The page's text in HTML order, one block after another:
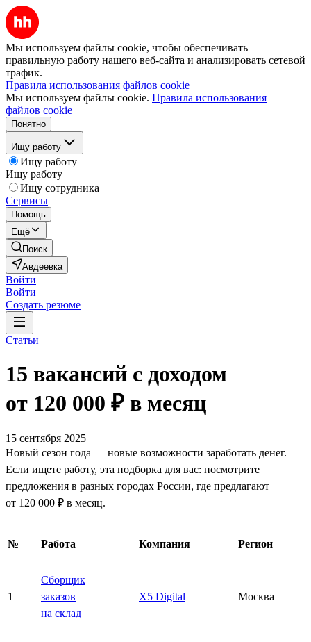
Мы используем файлы cookie, чтобы обеспечивать
правильную работу нашего веб-сайта и анализировать сетевой
трафик.
Правила использования файлов cookie
Мы используем файлы cookie. Правила использования
файлов cookie
Понятно
Ищу работу
Ищу работу
Ищу работу
Ищу сотрудника
Сервисы
Помощь
Ещё
Поиск
Авдеевка
Войти
Войти
Создать резюме
Статьи
15 вакансий с доходом
от 120 000 ₽ в месяц
15 сентября 2025
Новый сезон года — новые возможности заработать денег.
Если ищете работу, эта подборка для вас: посмотрите
предложения в разных городах России, где предлагают
от 120 000 ₽ в месяц.
№ Работа Компания Регион
1
Сборщик
заказов
на склад
X5 Digital Москва